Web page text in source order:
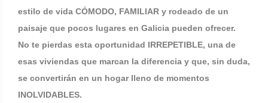
estilo de vida CÓMODO, FAMILIAR y rodeado de un
paisaje que pocos lugares en Galicia pueden ofrecer.
No te pierdas esta oportunidad IRREPETIBLE, una de
esas viviendas que marcan la diferencia y que, sin duda,
se convertirán en un hogar lleno de momentos
INOLVIDABLES.